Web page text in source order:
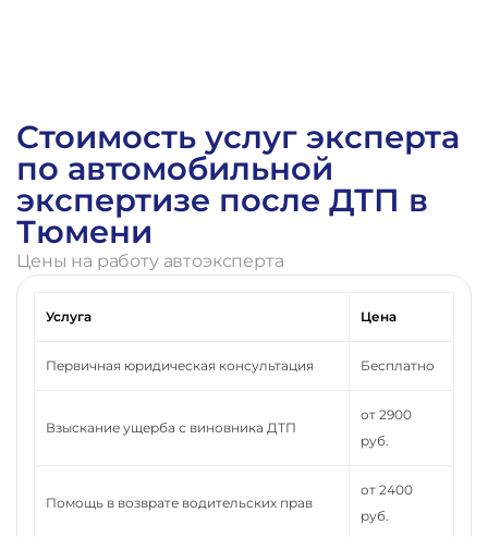
Стоимость услуг эксперта
по автомобильной
экспертизе после ДТП в
Тюмени
Цены на работу автоэксперта
Услуга Цена
Первичная юридическая консультация Бесплатно
Взыскание ущерба с виновника ДТП
от 2900
руб.
Помощь в возврате водительских прав
от 2400
руб.